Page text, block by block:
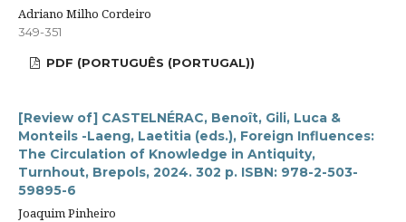
Adriano Milho Cordeiro
349-351
PDF (PORTUGUÊS (PORTUGAL))
[Review of] CASTELNÉRAC, Benoît, Gili, Luca &
Monteils -Laeng, Laetitia (eds.), Foreign Influences:
The Circulation of Knowledge in Antiquity,
Turnhout, Brepols, 2024. 302 p. ISBN: 978-2-503-
59895-6
Joaquim Pinheiro